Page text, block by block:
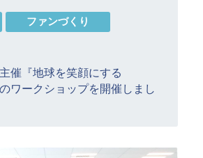
ファンづくり
催『地球を笑顔にする
ワークショップを開催しまし